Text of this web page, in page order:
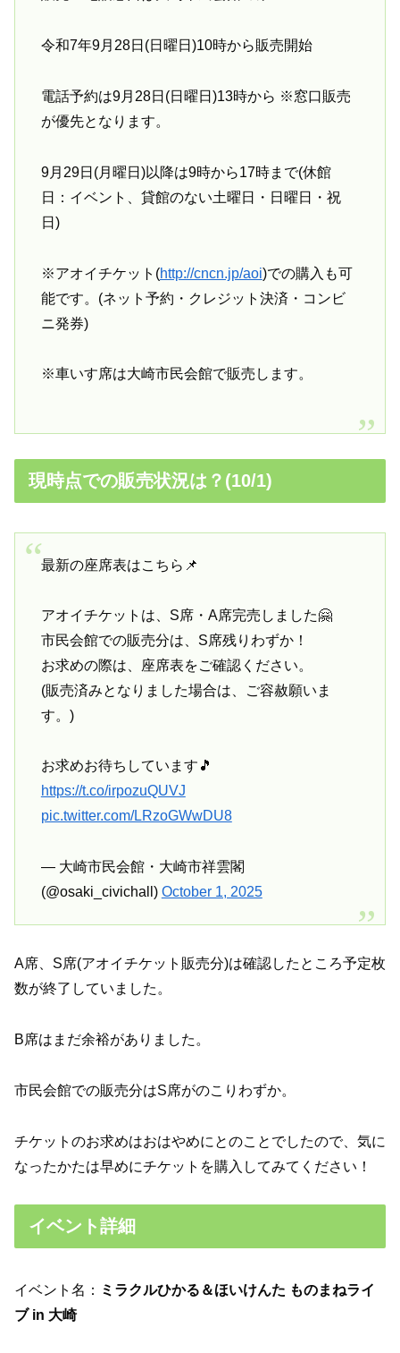
令和7年9月28日(日曜日)10時から販売開始
電話予約は9月28日(日曜日)13時から ※窓口販売
が優先となります。
9月29日(月曜日)以降は9時から17時まで(休館
日：イベント、貸館のない土曜日・日曜日・祝
日)
※アオイチケット(http://cncn.jp/aoi)での購入も可
能です。(ネット予約・クレジット決済・コンビ
ニ発券)
※車いす席は大崎市民会館で販売します。
現時点での販売状況は？(10/1)
最新の座席表はこちら📌
アオイチケットは、S席・A席完売しました🤗
市民会館での販売分は、S席残りわずか！
お求めの際は、座席表をご確認ください。
(販売済みとなりました場合は、ご容赦願いま
す。)
お求めお待ちしています🎵
https://t.co/irpozuQUVJ
pic.twitter.com/LRzoGWwDU8
— 大崎市民会館・大崎市祥雲閣
(@osaki_civichall) October 1, 2025
A席、S席(アオイチケット販売分)は確認したところ予定枚
数が終了していました。
B席はまだ余裕がありました。
市民会館での販売分はS席がのこりわずか。
チケットのお求めはおはやめにとのことでしたので、気に
なったかたは早めにチケットを購入してみてください！
イベント詳細
イベント名： ミラクルひかる＆ほいけんた ものまねライ
ブ in 大崎